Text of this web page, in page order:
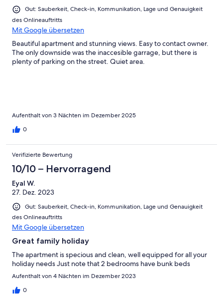
Gut: Sauberkeit, Check-in, Kommunikation, Lage und Genauigkeit
des Onlineauftritts
Mit Google übersetzen
Beautiful apartment and stunning views. Easy to contact owner.
The only downside was the inaccesible garrage, but there is
plenty of parking on the street. Quiet area.
Aufenthalt von 3 Nächten im Dezember 2025
0
Verifizierte Bewertung
10/10 – Hervorragend
Eyal W.
27. Dez. 2023
Gut: Sauberkeit, Check-in, Kommunikation, Lage und Genauigkeit
des Onlineauftritts
Mit Google übersetzen
Great family holiday
The apartment is specious and clean, well equipped for all your
holiday needs Just note that 2 bedrooms have bunk beds
Aufenthalt von 4 Nächten im Dezember 2023
0